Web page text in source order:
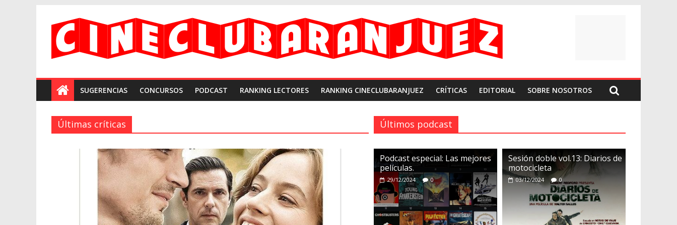
contenido
#CineEnAranjuezYa
SUGERENCIAS CONCURSOS PODCAST RANKING LECTORES RANKING CINECLUBARANJUEZ CRÍTICAS EDITORIAL SOBRE NOSOTROS
Últimas críticas Últimos podcast
Podcast especial: Las mejores
películas.
29/12/2024 0
Sesión doble vol.13: Diarios de
motocicleta
03/12/2024 0